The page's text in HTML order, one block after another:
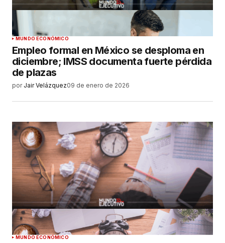
MUNDO ECONÓMICO
Empleo formal en México se desploma en
diciembre; IMSS documenta fuerte pérdida
de plazas
por Jair Velázquez09 de enero de 2026
MUNDO ECONÓMICO